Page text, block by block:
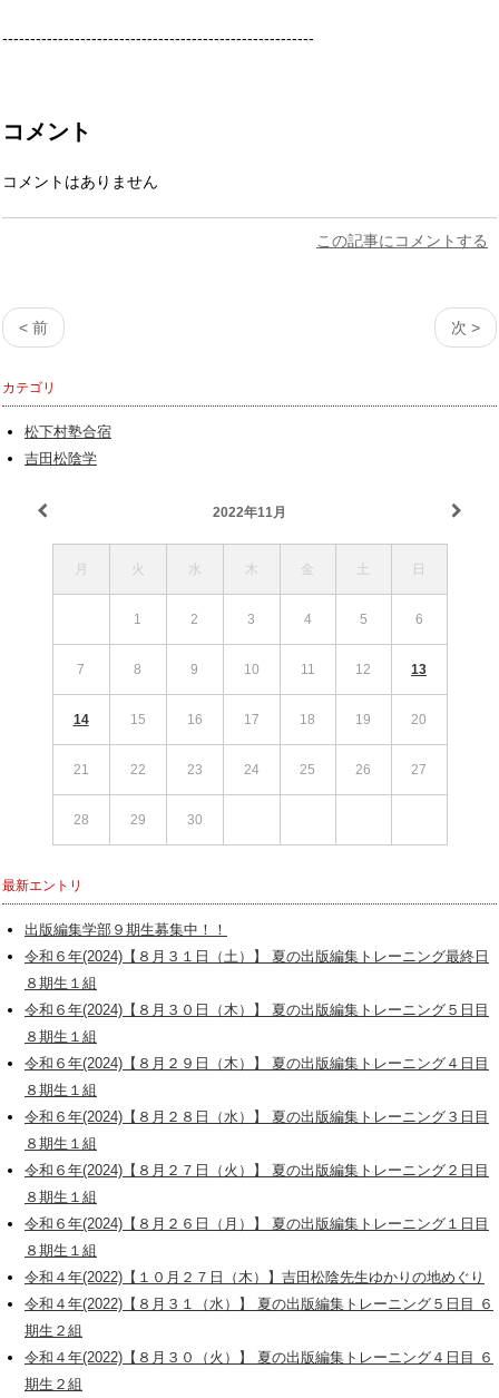
--------------------------------------------------------
コメント
コメントはありません
この記事にコメントする
< 前 次 >
カテゴリ
松下村塾合宿
吉田松陰学
2022年11月
月 火 水 木 金 土 日
1 2 3 4 5 6
7 8 9 10 11 12 13
14 15 16 17 18 19 20
21 22 23 24 25 26 27
28 29 30
最新エントリ
出版編集学部９期生募集中！！
令和６年(2024)【８月３１日（土）】 夏の出版編集トレーニング最終日
８期生１組
令和６年(2024)【８月３０日（木）】 夏の出版編集トレーニング５日目
８期生１組
令和６年(2024)【８月２９日（木）】 夏の出版編集トレーニング４日目
８期生１組
令和６年(2024)【８月２８日（水）】 夏の出版編集トレーニング３日目
８期生１組
令和６年(2024)【８月２７日（火）】 夏の出版編集トレーニング２日目
８期生１組
令和６年(2024)【８月２６日（月）】 夏の出版編集トレーニング１日目
８期生１組
令和４年(2022)【１０月２７日（木）】吉田松陰先生ゆかりの地めぐり
令和４年(2022)【８月３１（水）】 夏の出版編集トレーニング５日目 ６
期生２組
令和４年(2022)【８月３０（火）】 夏の出版編集トレーニング４日目 ６
期生２組